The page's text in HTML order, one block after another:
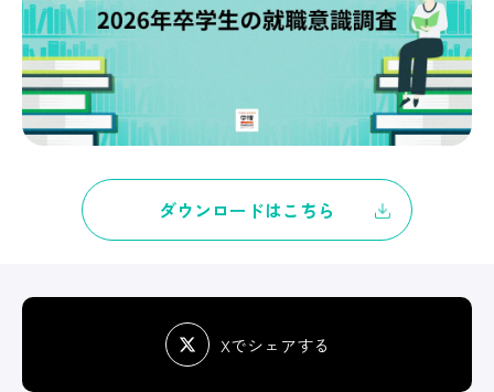
ダウンロードはこちら
Xでシェアする